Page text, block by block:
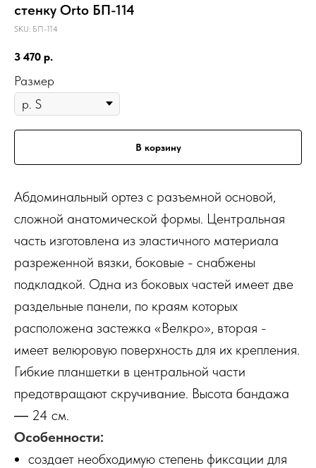
стенку Orto БП-114
SKU: БП-114
3 470 р.
Размер
В корзину
Абдоминальный ортез с разъемной основой,
сложной анатомической формы. Центральная
часть изготовлена из эластичного материала
разреженной вязки, боковые - снабжены
подкладкой. Одна из боковых частей имеет две
раздельные панели, по краям которых
расположена застежка «Велкро», вторая -
имеет велюровую поверхность для их крепления.
Гибкие планшетки в центральной части
предотвращают скручивание. Высота бандажа
― 24 см.
Особенности:
создает необходимую степень фиксации для